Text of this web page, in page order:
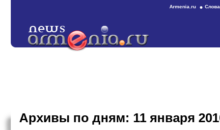
Armenia.ru
Архивы по дням: 11 января